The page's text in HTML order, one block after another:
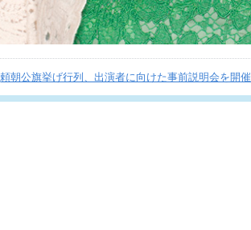
頼朝公旗挙げ行列、出演者に向けた事前説明会を開催